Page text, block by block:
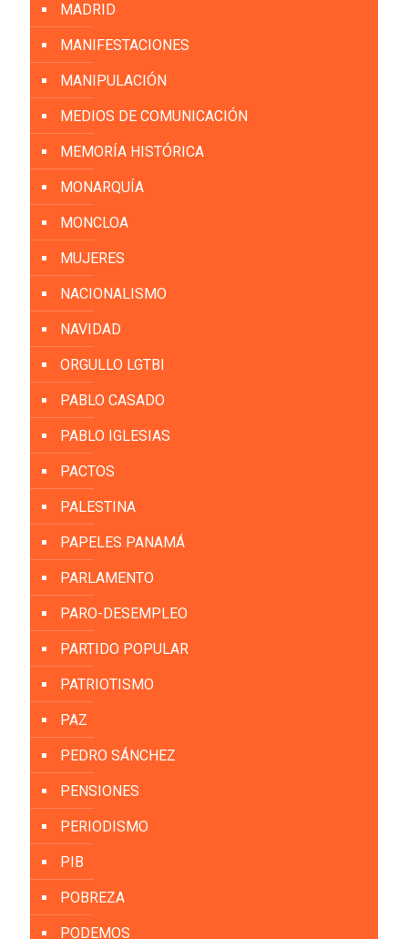
MADRID
MANIFESTACIONES
MANIPULACIÓN
MEDIOS DE COMUNICACIÓN
MEMORÍA HISTÓRICA
MONARQUÍA
MONCLOA
MUJERES
NACIONALISMO
NAVIDAD
ORGULLO LGTBI
PABLO CASADO
PABLO IGLESIAS
PACTOS
PALESTINA
PAPELES PANAMÁ
PARLAMENTO
PARO-DESEMPLEO
PARTIDO POPULAR
PATRIOTISMO
PAZ
PEDRO SÁNCHEZ
PENSIONES
PERIODISMO
PIB
POBREZA
PODEMOS